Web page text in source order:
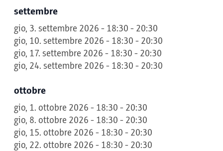
settembre
gio, 3. settembre 2026 - 18:30 - 20:30
gio, 10. settembre 2026 - 18:30 - 20:30
gio, 17. settembre 2026 - 18:30 - 20:30
gio, 24. settembre 2026 - 18:30 - 20:30
ottobre
gio, 1. ottobre 2026 - 18:30 - 20:30
gio, 8. ottobre 2026 - 18:30 - 20:30
gio, 15. ottobre 2026 - 18:30 - 20:30
gio, 22. ottobre 2026 - 18:30 - 20:30